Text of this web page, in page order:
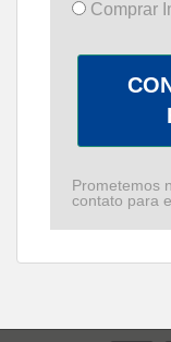
Comprar
Prometemos
contato para